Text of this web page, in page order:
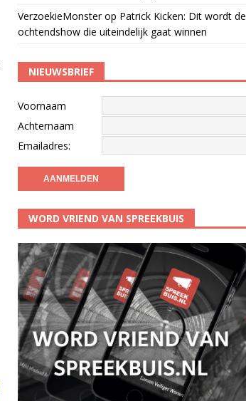
VerzoekieMonsterop Patrick Kicken: Dit wordt de
ochtendshow die uiteindelijk gaat winnen
NIEUWSBRIEF
Voornaam
Achternaam
Emailadres:
WORD VRIEND VAN SPREEKBUIS